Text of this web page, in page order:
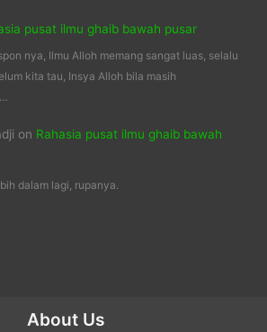
pusat ilmu ghaib bawah pusar
nya, Ilmu Alloh memang sangat luas, selalu
kita tau, Insya Alloh bila masih
on Rahasia pusat ilmu ghaib bawah
dalam lagi, rupanya.
About Us